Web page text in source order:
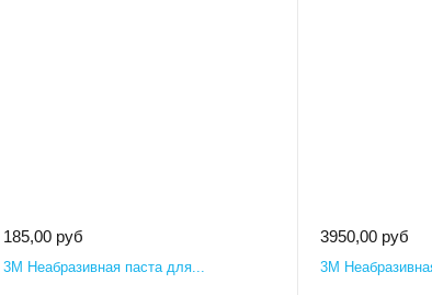
185,00 руб
3M Неабразивная паста для...
3950,00 руб
3M